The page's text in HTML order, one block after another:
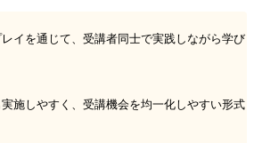
イを通じて、受講者同士で実践しながら学び
施しやすく、受講機会を均一化しやすい形式